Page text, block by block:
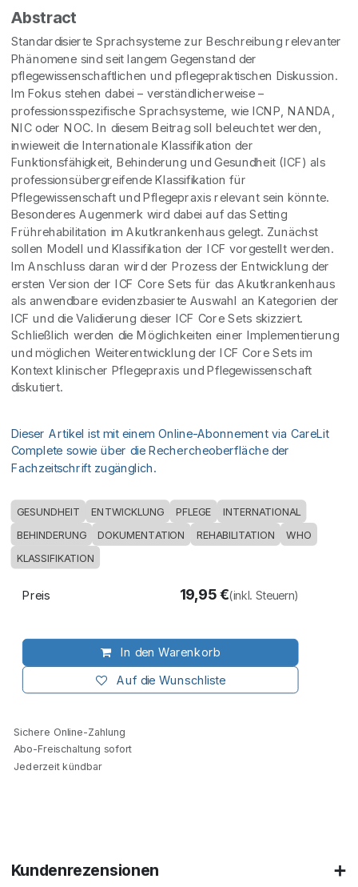
Abstract
Standardisierte Sprachsysteme zur Beschreibung relevanter
Phänomene sind seit langem Gegenstand der
pflegewissenschaftlichen und pflegepraktischen Diskussion.
Im Fokus stehen dabei – verständlicherweise –
professionsspezifische Sprachsysteme, wie ICNP, NANDA,
NIC oder NOC. In diesem Beitrag soll beleuchtet werden,
inwieweit die Internationale Klassifikation der
Funktionsfähigkeit, Behinderung und Gesundheit (ICF) als
professionsübergreifende Klassifikation für
Pflegewissenschaft und Pflegepraxis relevant sein könnte.
Besonderes Augenmerk wird dabei auf das Setting
Frührehabilitation im Akutkrankenhaus gelegt. Zunächst
sollen Modell und Klassifikation der ICF vorgestellt werden.
Im Anschluss daran wird der Prozess der Entwicklung der
ersten Version der ICF Core Sets für das Akutkrankenhaus
als anwendbare evidenzbasierte Auswahl an Kategorien der
ICF und die Validierung dieser ICF Core Sets skizziert.
Schließlich werden die Möglichkeiten einer Implementierung
und möglichen Weiterentwicklung der ICF Core Sets im
Kontext klinischer Pflegepraxis und Pflegewissenschaft
diskutiert.
Dieser Artikel ist mit einem Online-Abonnement via CareLit
Complete sowie über die Rechercheoberfläche der
Fachzeitschrift zugänglich.
GESUNDHEIT ENTWICKLUNG PFLEGE INTERNATIONAL
BEHINDERUNG DOKUMENTATION REHABILITATION WHO
KLASSIFIKATION
In den Warenkorb
Auf die Wunschliste
Preis 19,95€(inkl. Steuern)
Sichere Online-Zahlung
Abo-Freischaltung sofort
Jederzeit kündbar
Kundenrezensionen